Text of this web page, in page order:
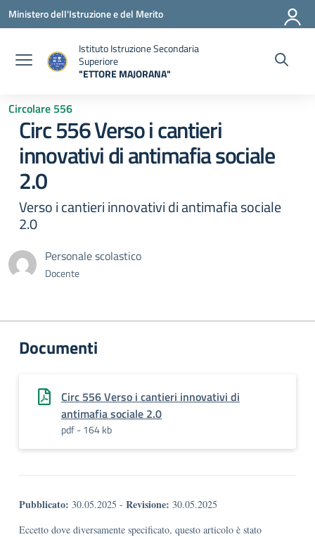
Vai ai contenuti
Vai al menu di navigazione
Vai al footer
Ministero dell'Istruzione e del Merito
Istituto Istruzione Secondaria
Superiore
"ETTORE MAJORANA"
Circolare 556
Circ 556 Verso i cantieri
innovativi di antimafia sociale
2.0
Verso i cantieri innovativi di antimafia sociale
2.0
Personale scolastico
Docente
Documenti
Circ 556 Verso i cantieri innovativi di
antimafia sociale 2.0
pdf - 164 kb
Pubblicato: 30.05.2025 - Revisione: 30.05.2025
Eccetto dove diversamente specificato, questo articolo è stato